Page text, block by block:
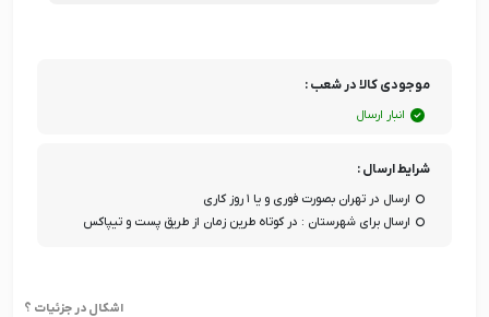
موجودی کالا در شعب :
انبار ارسال
شرایط ارسال :
ارسال در تهران بصورت فوری و یا ۱ روز کاری
ارسال برای شهرستان : در کوتاه طرین زمان از طریق پست و تیپاکس
اشکال در جزئیات ؟